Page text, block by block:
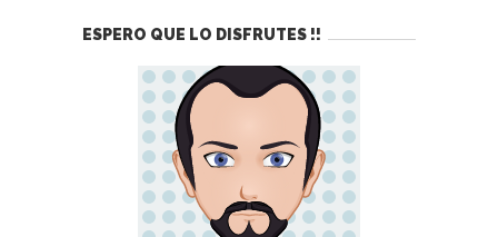
ESPERO QUE LO DISFRUTES !!